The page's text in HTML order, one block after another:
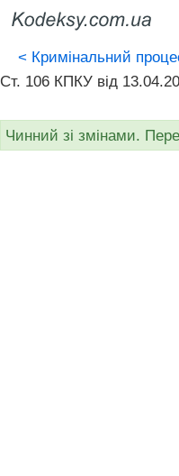
< Кримінальний
Ст. 106 КПКУ від
Чинний зі змінами.